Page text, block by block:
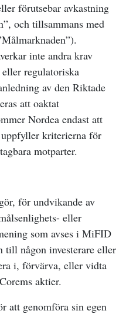
förutsebar avkastning
och tillsammans med
inte andra krav
regulatoriska
av den Riktade
att oaktat
Nordea endast att
kriterierna för
motparter.
för undvikande av
eller
som avses i MiFID
någon investerare eller
i, förvärva, eller vidta
aktier.
att genomföra sin egen